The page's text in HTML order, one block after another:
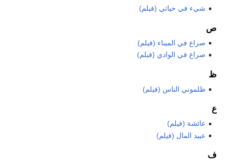
شيء في حياتي (فيلم)
ص
صراع في الميناء (فيلم)
صراع في الوادي (فيلم)
ظ
ظلموني الناس (فيلم)
ع
عائشة (فيلم)
عبيد المال (فيلم)
ف